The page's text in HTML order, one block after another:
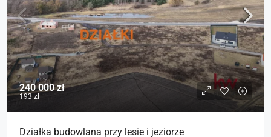
240 000 zł
193 zł
Działka budowlana przy lesie i jeziorze